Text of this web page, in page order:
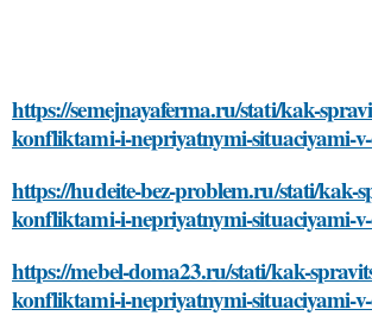
https://semejnayaferma.ru/stati/kak-
konfliktami-i-nepriyatnymi-situaciyami-
https://hudeite-bez-problem.ru/stati/kak-
konfliktami-i-nepriyatnymi-situaciyami-
https://mebel-doma23.ru/stati/kak-
konfliktami-i-nepriyatnymi-situaciyami-